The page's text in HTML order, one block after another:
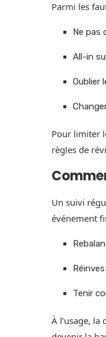
Parmi les
Ne pas
All-in
Oublier
Pour limiter
règles de
Un suivi
événement
Tenir
À l’usage,